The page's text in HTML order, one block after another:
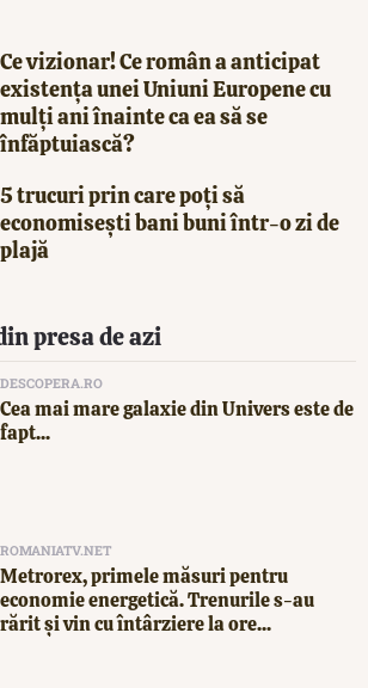
Ce vizionar! Ce român a anticipat
existența unei Uniuni Europene cu
mulți ani înainte ca ea să se
înfăptuiască?
5 trucuri prin care poți să
economisești bani buni într-o zi de
plajă
presa de azi
DESCOPERA.RO
Cea mai mare galaxie din Univers este de
fapt...
ROMANIATV.NET
Metrorex, primele măsuri pentru
economie energetică. Trenurile s-au
rărit și vin cu întârziere la ore...